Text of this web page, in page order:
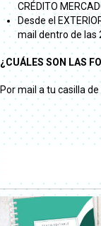
CRÉDITO
Desde el
mail dentro de las
¿CUÁLES SON LAS
Por mail a tu casilla de